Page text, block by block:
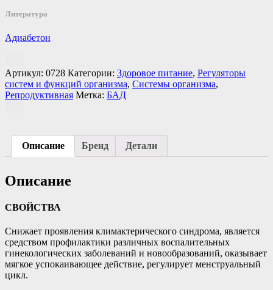
Литература
Адиабетон
Артикул: 0728 Категории: Здоровое питание, Регуляторы
систем и функций организма, Системы организма,
Репродуктивная Метка: БАД
Описание Бренд Детали
Описание
СВОЙСТВА
Снижает проявления климактерического синдрома, является
средством профилактики различных воспалительных
гинекологических заболеваний и новообразований, оказывает
мягкое успокаивающее действие, регулирует менструальный
цикл.